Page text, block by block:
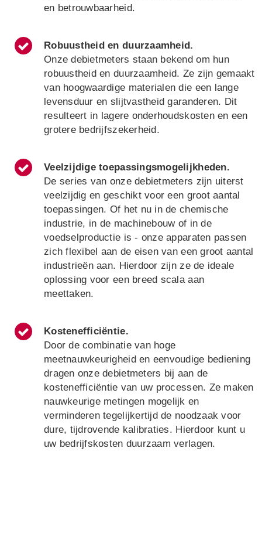
en betrouwbaarheid.
Robuustheid en duurzaamheid.
Onze debietmeters staan bekend om hun
robuustheid en duurzaamheid. Ze zijn gemaakt
van hoogwaardige materialen die een lange
levensduur en slijtvastheid garanderen. Dit
resulteert in lagere onderhoudskosten en een
grotere bedrijfszekerheid.
Veelzijdige toepassingsmogelijkheden.
De series van onze debietmeters zijn uiterst
veelzijdig en geschikt voor een groot aantal
toepassingen. Of het nu in de chemische
industrie, in de machinebouw of in de
voedselproductie is - onze apparaten passen
zich flexibel aan de eisen van een groot aantal
industrieën aan. Hierdoor zijn ze de ideale
oplossing voor een breed scala aan
meettaken.
Kostenefficiëntie.
Door de combinatie van hoge
meetnauwkeurigheid en eenvoudige bediening
dragen onze debietmeters bij aan de
kostenefficiëntie van uw processen. Ze maken
nauwkeurige metingen mogelijk en
verminderen tegelijkertijd de noodzaak voor
dure, tijdrovende kalibraties. Hierdoor kunt u
uw bedrijfskosten duurzaam verlagen.